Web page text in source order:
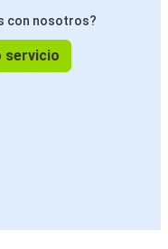
con nosotros?
servicio